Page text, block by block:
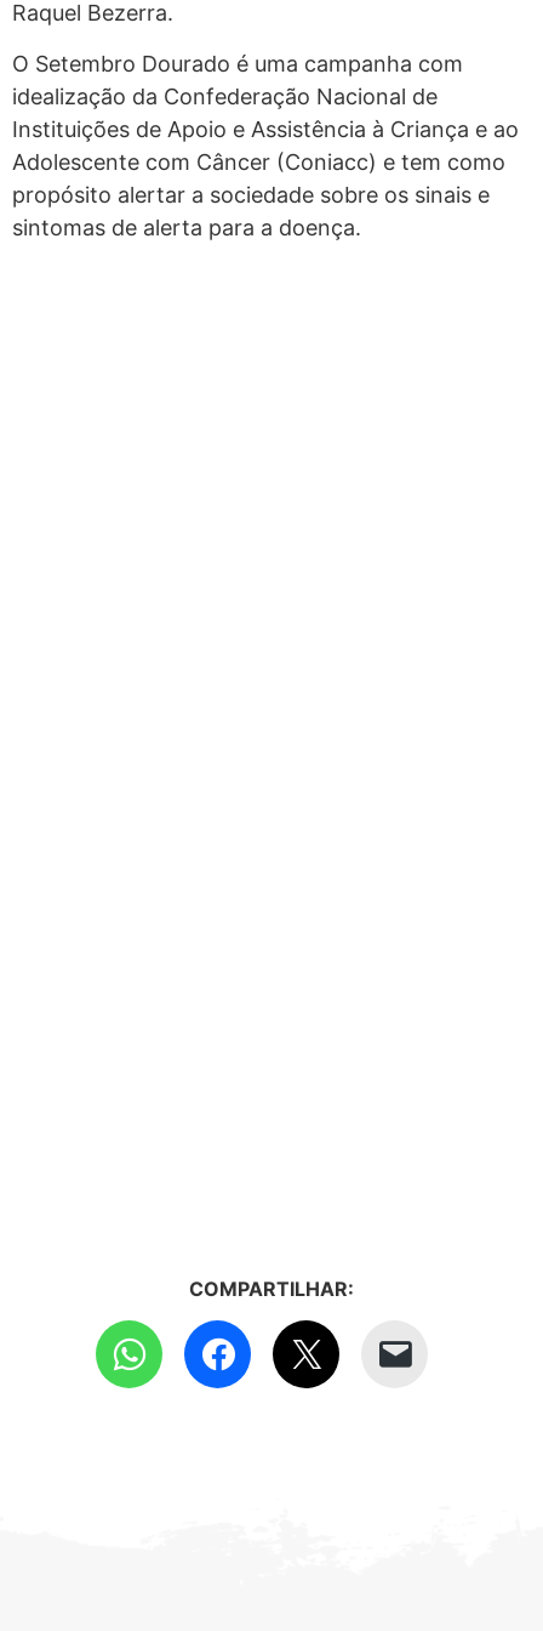
Raquel Bezerra.
O Setembro Dourado é uma campanha com
idealização da Confederação Nacional de
Instituições de Apoio e Assistência à Criança e ao
Adolescente com Câncer (Coniacc) e tem como
propósito alertar a sociedade sobre os sinais e
sintomas de alerta para a doença.
COMPARTILHAR: